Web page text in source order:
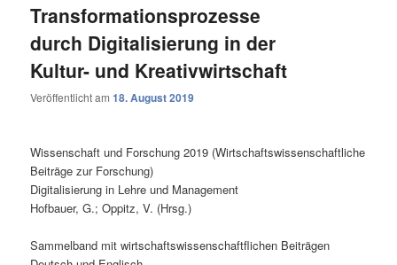
Transformationsprozesse
durch Digitalisierung in der
Kultur- und Kreativwirtschaft
Veröffentlicht am18. August 2019
Wissenschaft und Forschung 2019 (Wirtschaftswissenschaftliche
Beiträge zur Forschung)
Digitalisierung in Lehre und Management
Hofbauer, G.; Oppitz, V. (Hrsg.)
Sammelband mit wirtschaftswissenschaftflichen Beiträgen